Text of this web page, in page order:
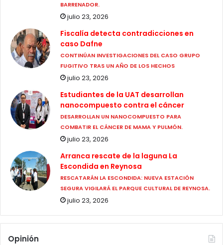
BARRENADOR.
julio 23, 2026
Fiscalía detecta contradicciones en
caso Dafne
CONTINÚAN INVESTIGACIONES DEL CASO GRUPO
FUGITIVO TRAS UN AÑO DE LOS HECHOS
julio 23, 2026
Estudiantes de la UAT desarrollan
nanocompuesto contra el cáncer
DESARROLLAN UN NANOCOMPUESTO PARA
COMBATIR EL CÁNCER DE MAMA Y PULMÓN.
julio 23, 2026
Arranca rescate de la laguna La
Escondida en Reynosa
RESCATARÁN LA ESCONDIDA: NUEVA ESTACIÓN
SEGURA VIGILARÁ EL PARQUE CULTURAL DE REYNOSA.
julio 23, 2026
Opinión